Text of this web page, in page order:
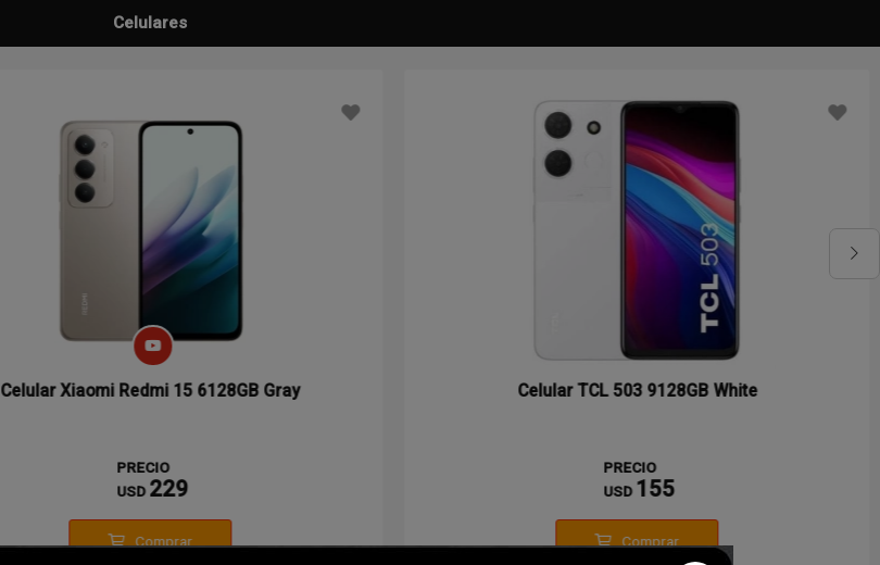
Celulares
Celular Xiaomi Redmi 15 6128GB Gray
PRECIO
USD 229
Comprar
Celular TCL 503 9128GB White
PRECIO
USD 155
Comprar